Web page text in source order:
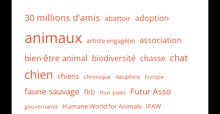
30 millions d'amis abattoir adoption
animaux artiste engagé(e) association
bien-être animal biodiversité chasse chat
chien chiens chronique dauphins Europe
faune sauvage fbb four paws Futur Asso
gouvernance Humane World for Animals IFAW